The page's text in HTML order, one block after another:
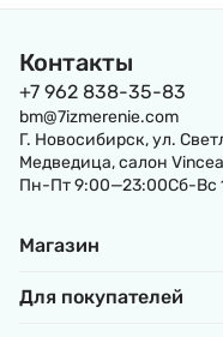
Контакты
+7 962 838-35-83
bm@7izmerenie.com
Г. Новосибирск, ул.
Медведица, салон Vincea
Пн-Пт 9:00—23:00Сб-Вс
Магазин
Для покупателей